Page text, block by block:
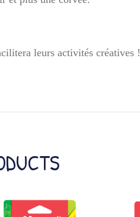
leurs activités créatives !